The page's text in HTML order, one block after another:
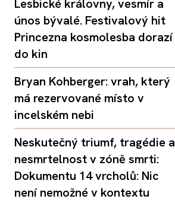
Lesbické královny, vesmír a
únos bývalé. Festivalový hit
Princezna kosmolesba dorazí
do kin
Bryan Kohberger: vrah, který
má rezervované místo v
incelském nebi
Neskutečný triumf, tragédie a
nesmrtelnost v zóně smrti:
Dokumentu 14 vrcholů: Nic
není nemožné v kontextu